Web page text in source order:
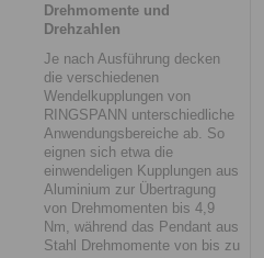
Drehmomente und
Drehzahlen
Je nach Ausführung decken
die verschiedenen
Wendelkupplungen von
RINGSPANN unterschiedliche
Anwendungsbereiche ab. So
eignen sich etwa die
einwendeligen Kupplungen aus
Aluminium zur Übertragung
von Drehmomenten bis 4,9
Nm, während das Pendant aus
Stahl Drehmomente von bis zu